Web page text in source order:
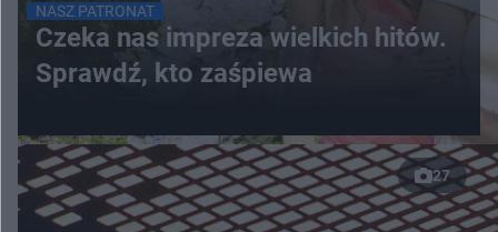
NASZ PATRONAT
Czeka nas impreza wielkich hitów.
Sprawdź, kto zaśpiewa
27